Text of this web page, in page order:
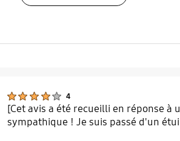
4
[Cet avis a été recueilli en réponse
sympathique ! Je suis passé d'un